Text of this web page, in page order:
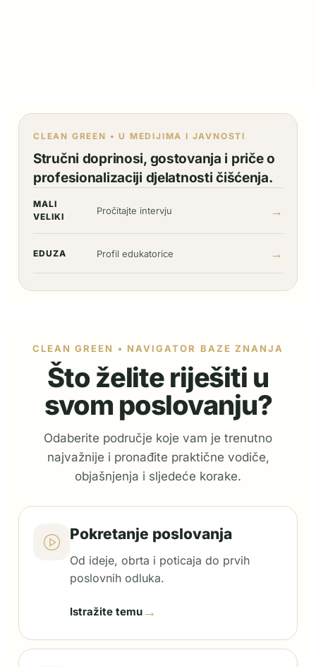
CLEAN GREEN • U MEDIJIMA I JAVNOSTI
Stručni doprinosi, gostovanja i priče o
profesionalizaciji djelatnosti čišćenja.
MALI
VELIKI
Pročitajte intervju →
EDUZA Profil edukatorice →
CLEAN GREEN • NAVIGATOR BAZE ZNANJA
Što želite riješiti u
svom poslovanju?
Odaberite područje koje vam je trenutno
najvažnije i pronađite praktične vodiče,
objašnjenja i sljedeće korake.
Pokretanje poslovanja
Od ideje, obrta i poticaja do prvih
poslovnih odluka.
Istražite temu →